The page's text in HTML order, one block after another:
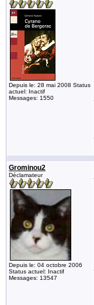
Depuis le: 28 mai 2008 Status
actuel: Inactif
Messages: 1550
Grominou2
Déclamateur
Depuis le: 04 octobre 2006
Status actuel: Inactif
Messages: 13547